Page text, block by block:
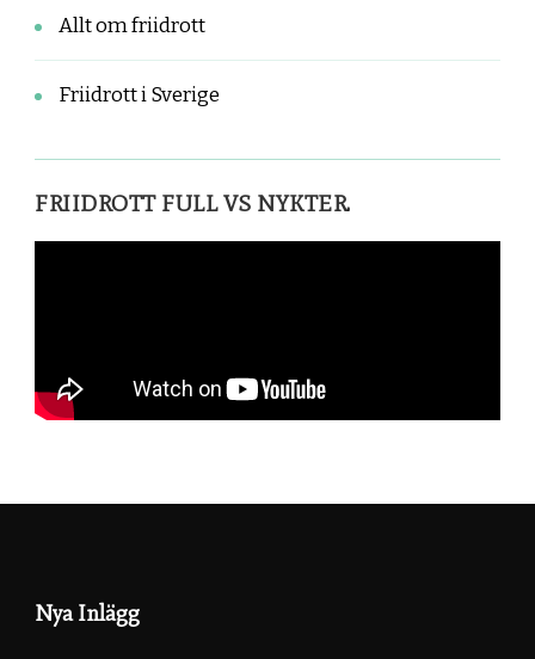
Allt om friidrott
Friidrott i Sverige
FRIIDROTT FULL VS NYKTER.
Nya Inlägg